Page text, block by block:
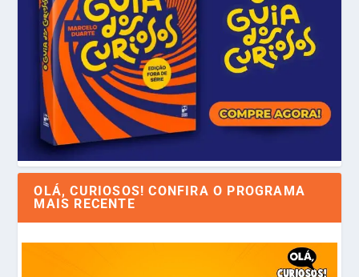
OLÁ, CURIOSOS! CONFIRA O PROGRAMA
MAIS RECENTE